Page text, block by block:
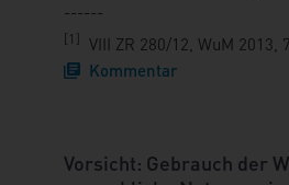
------
[1] VIII ZR 280/12, WuM 2013,
Kommentar
Vorsicht: Gebrauch der